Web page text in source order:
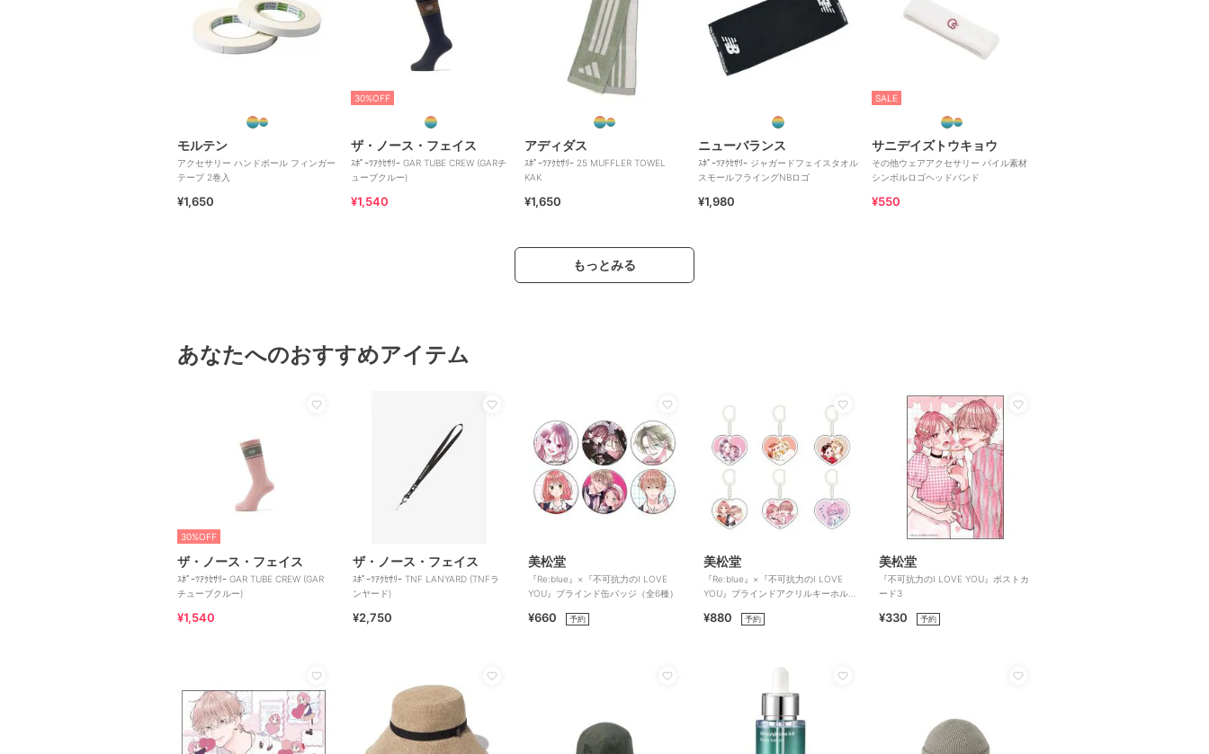
モルテン
アクセサリー ハンドボール フィンガー
テープ 2巻入
¥1,650
30%OFF
ザ・ノース・フェイス
ｽﾎﾟｰﾂｱｸｾｻﾘｰ GAR TUBE CREW (GARチ
ューブクルー)
¥1,540
アディダス
ｽﾎﾟｰﾂｱｸｾｻﾘｰ 25 MUFFLER TOWEL
KAK
¥1,650
ニューバランス
ｽﾎﾟｰﾂｱｸｾｻﾘｰ ジャガードフェイスタオル
スモールフライングNBロゴ
¥1,980
SALE
サニデイズトウキョウ
その他ウェアアクセサリー パイル素材
シンボルロゴヘッドバンド
¥550
もっとみる
あなたへのおすすめアイテム
30%OFF
ザ・ノース・フェイス
ｽﾎﾟｰﾂｱｸｾｻﾘｰ GAR TUBE CREW (GAR
チューブクルー)
¥1,540
ザ・ノース・フェイス
ｽﾎﾟｰﾂｱｸｾｻﾘｰ TNF LANYARD (TNFラ
ンヤード)
¥2,750
美松堂
『Re:blue』×『不可抗力のI LOVE
YOU』ブラインド缶バッジ（全6種）
¥660 予約
美松堂
『Re:blue』×『不可抗力のI LOVE
YOU』ブラインドアクリルキーホル
¥880 予約
美松堂
『不可抗力のI LOVE YOU』ポストカ
ード3
¥330 予約